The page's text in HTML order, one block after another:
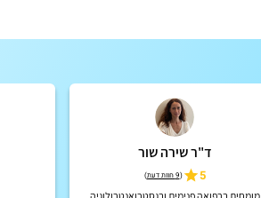
ד"ר שירה שור
5
(9 חוות דעת )